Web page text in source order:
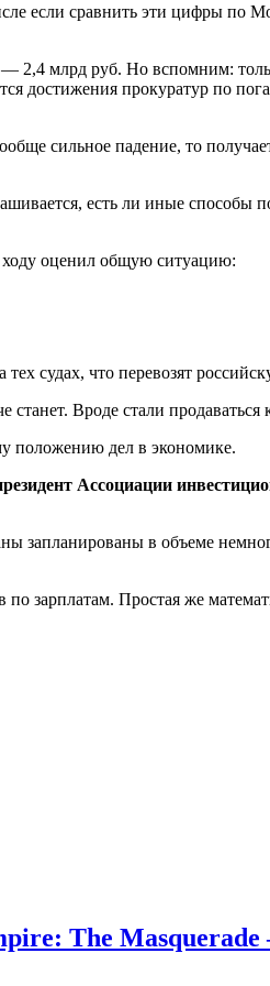
если сравнить эти цифры по
— 2,4 млрд руб. Но вспомним:
достижения прокуратур по
сильное падение, то
есть ли иные способы
ходу оценил общую ситуацию:
судах, что перевозят
Вроде стали продаваться
положению дел в экономике.
Ассоциации
запланированы в объеме
по зарплатам. Простая же
The